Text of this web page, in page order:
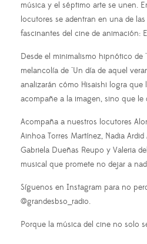
música y el séptimo arte se unen.
locutores se adentran en una de
fascinantes del cine de animación:
Desde el minimalismo hipnótico de
melancolía de "Un día de aquel
analizarán cómo Hisaishi logra que
acompañe a la imagen, sino que le
Acompaña a nuestros locutores
Ainhoa Torres Martínez, Nadia Ardid
Gabriela Dueñas Reupo y Valeria
musical que promete no dejar a
Síguenos en Instagram para no
@grandesbso_radio.
Porque la música del cine no solo